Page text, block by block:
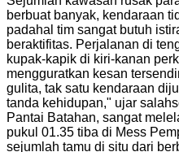
berbuat banyak, kendaraan
padahal tim sangat butuh
beraktifitas. Perjalanan di
kupak-kapik di kiri-kanan
mengguratkan kesan
gulita, tak satu kendaraan
tanda kehidupan," ujar
Pantai Batahan, sangat
pukul 01.35 tiba di Mess
sejumlah tamu di situ dari